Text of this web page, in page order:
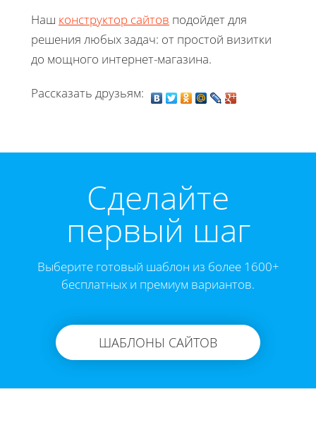
Наш конструктор сайтов подойдет для
решения любых задач: от простой визитки
до мощного интернет-магазина.
Рассказать друзьям:
Cделайте
первый шаг
Выберите готовый шаблон из более 1600+
бесплатных и премиум вариантов.
ШАБЛОНЫ САЙТОВ